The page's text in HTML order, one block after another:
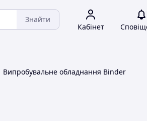
Знайти
Кабінет
Випробувальне обладнання Binder